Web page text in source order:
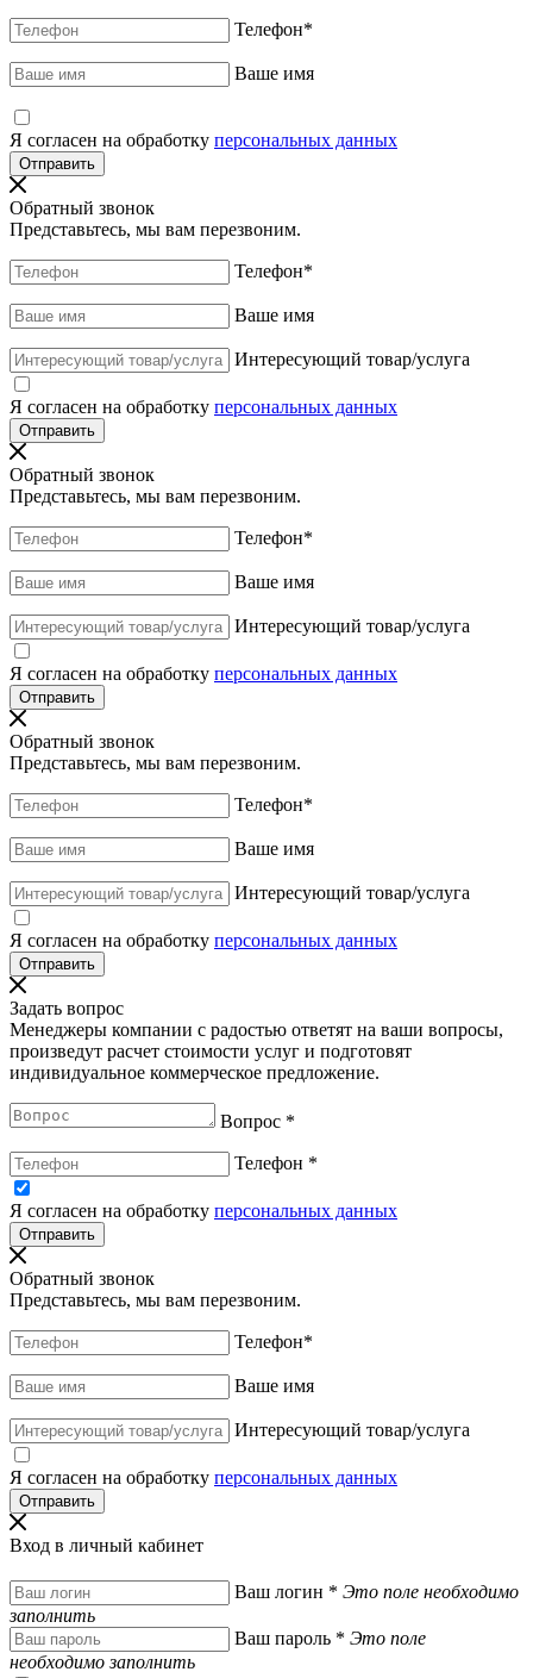
Телефон*
Ваше имя
Я согласен на обработку персональных данных
Обратный звонок
Представьтесь, мы вам перезвоним.
Телефон*
Ваше имя
Интересующий товар/услуга
Я согласен на обработку персональных данных
Обратный звонок
Представьтесь, мы вам перезвоним.
Телефон*
Ваше имя
Интересующий товар/услуга
Я согласен на обработку персональных данных
Обратный звонок
Представьтесь, мы вам перезвоним.
Телефон*
Ваше имя
Интересующий товар/услуга
Я согласен на обработку персональных данных
Задать вопрос
Менеджеры компании с радостью ответят на ваши вопросы,
произведут расчет стоимости услуг и подготовят
индивидуальное коммерческое предложение.
Вопрос *
Телефон *
Я согласен на обработку персональных данных
Обратный звонок
Представьтесь, мы вам перезвоним.
Телефон*
Ваше имя
Интересующий товар/услуга
Я согласен на обработку персональных данных
Вход в личный кабинет
Ваш логин * Это поле необходимо
заполнить
Ваш пароль * Это поле
необходимо заполнить